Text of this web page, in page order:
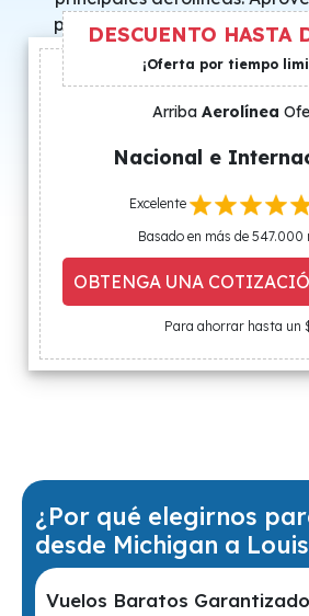
promocionales y consigue
DESCUENTO HASTA
¡Oferta por tiempo
Arriba Aerolínea
Nacional e
Excelente
Basado en más de 547.000
OBTENGA UNA
Para ahorrar hasta un
¿Por qué elegirnos
desde Michigan a
Vuelos Baratos